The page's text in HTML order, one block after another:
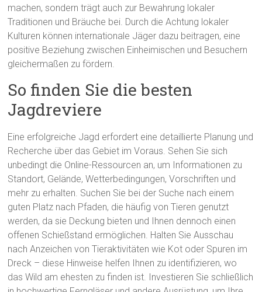
machen, sondern trägt auch zur Bewahrung lokaler
Traditionen und Bräuche bei. Durch die Achtung lokaler
Kulturen können internationale Jäger dazu beitragen, eine
positive Beziehung zwischen Einheimischen und Besuchern
gleichermaßen zu fördern.
So finden Sie die besten
Jagdreviere
Eine erfolgreiche Jagd erfordert eine detaillierte Planung und
Recherche über das Gebiet im Voraus. Sehen Sie sich
unbedingt die Online-Ressourcen an, um Informationen zu
Standort, Gelände, Wetterbedingungen, Vorschriften und
mehr zu erhalten. Suchen Sie bei der Suche nach einem
guten Platz nach Pfaden, die häufig von Tieren genutzt
werden, da sie Deckung bieten und Ihnen dennoch einen
offenen Schießstand ermöglichen. Halten Sie Ausschau
nach Anzeichen von Tieraktivitäten wie Kot oder Spuren im
Dreck – diese Hinweise helfen Ihnen zu identifizieren, wo
das Wild am ehesten zu finden ist. Investieren Sie schließlich